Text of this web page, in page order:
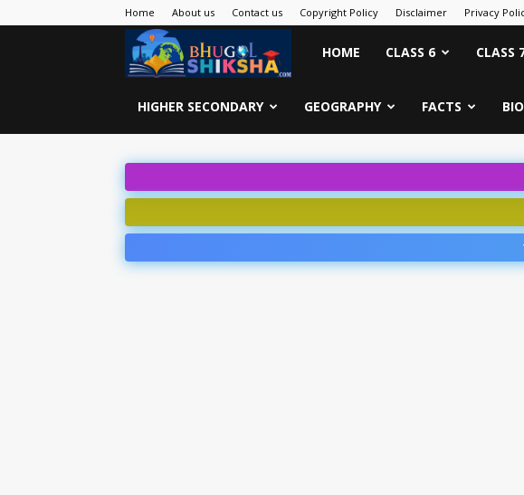
Home About us Contact us Copyright Policy Disclaimer Privacy
Bhugol
Shiksha
HOME CLASS 6 CLASS
HIGHER SECONDARY GEOGRAPHY FACTS